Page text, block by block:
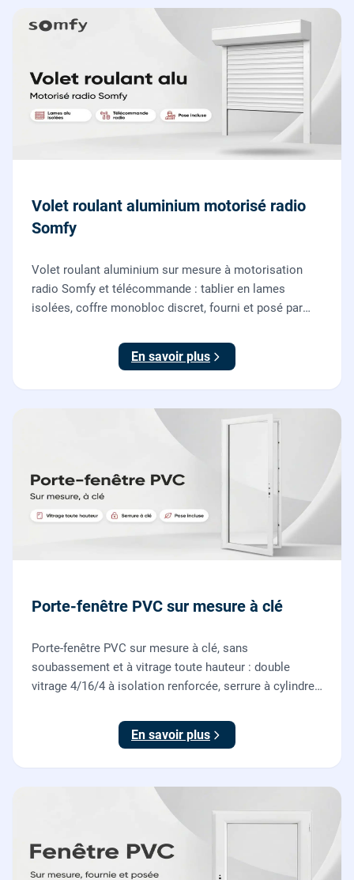
Volet roulant aluminium motorisé radio
Somfy
Volet roulant aluminium sur mesure à motorisation
radio Somfy et télécommande : tablier en lames
isolées, coffre monobloc discret, fourni et posé par
En savoir plus
Porte-fenêtre PVC sur mesure à clé
Porte-fenêtre PVC sur mesure à clé, sans
soubassement et à vitrage toute hauteur : double
vitrage 4/16/4 à isolation renforcée, serrure à cylindre
En savoir plus